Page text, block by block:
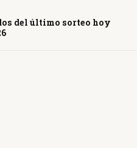
del último sorteo hoy